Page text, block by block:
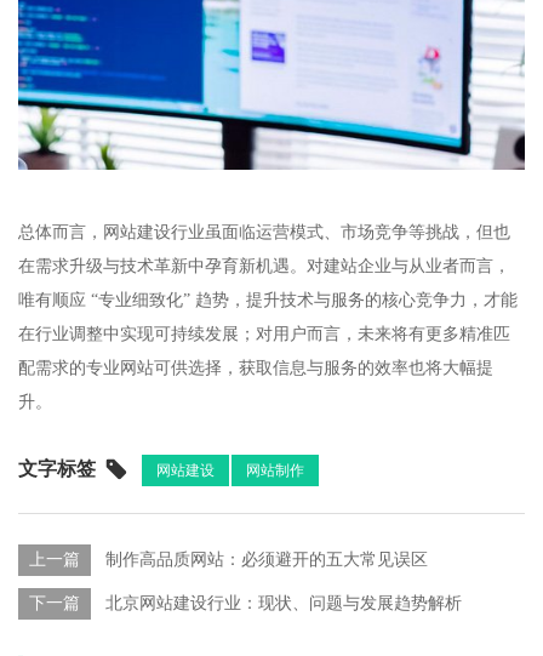
总体而言，网站建设行业虽面临运营模式、市场竞争等挑战，但也
在需求升级与技术革新中孕育新机遇。对建站企业与从业者而言，
唯有顺应 “专业细致化” 趋势，提升技术与服务的核心竞争力，才能
在行业调整中实现可持续发展；对用户而言，未来将有更多精准匹
配需求的专业网站可供选择，获取信息与服务的效率也将大幅提
升。​
文字标签 网站建设 网站制作
上一篇 制作高品质网站：必须避开的五大常见误区
下一篇 北京网站建设行业：现状、问题与发展趋势解析